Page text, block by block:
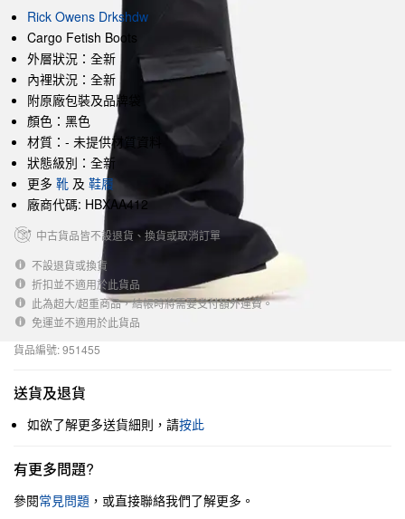
Rick Owens Drkshdw
Cargo Fetish Boots
外層狀況：全新
內裡狀況：全新
附原廠包裝及品牌袋
顏色：黑色
材質：- 未提供材質資料
狀態級別：全新
更多 靴 及 鞋履
廠商代碼: HBXAA412
中古貨品皆不設退貨、換貨或取消訂單
不設退貨或換貨
折扣並不適用於此貨品
此為超大/超重商品，結帳時將需要支付額外運費。
免運並不適用於此貨品
貨品編號: 951455
送貨及退貨
如欲了解更多送貨細則，請按此
有更多問題?
參閱常見問題 ，或直接聯絡我們了解更多。